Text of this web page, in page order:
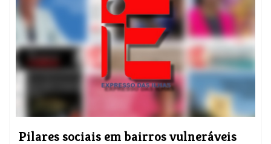
Pilares sociais em bairros vulneráveis